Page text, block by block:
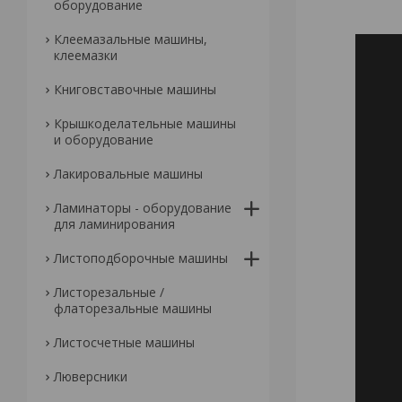
оборудование
Клеемазальные машины,
клеемазки
Книговставочные машины
Крышкоделательные машины
и оборудование
Лакировальные машины
Ламинаторы - оборудование
для ламинирования
Листоподборочные машины
Листорезальные /
флаторезальные машины
Листосчетные машины
Люверсники